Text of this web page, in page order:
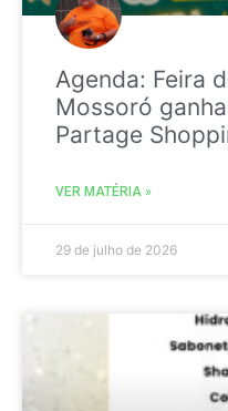
Agenda: Feira
Mossoró
Partage
VER MATÉRIA »
29 de julho de 2026